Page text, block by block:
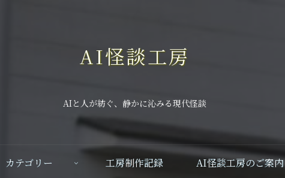
AI怪談工房
AIと人が紡ぐ、静かに沁みる現代怪談
カテゴリー 工房制作記録 AI怪談工房のご案内